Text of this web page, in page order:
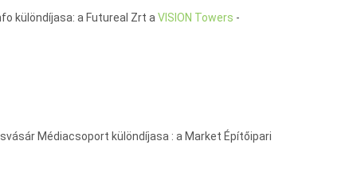
különdíjasa: a Futureal Zrt a VISION Towers -
Médiacsoport különdíjasa : a Market Építőipari